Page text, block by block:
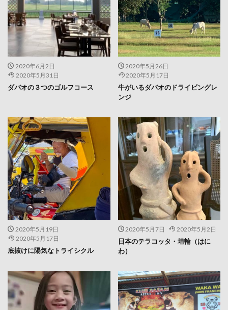
2020年6月2日
2020年5月31日
ダバオの３つのゴルフコース
2020年5月26日
2020年5月17日
牛がいるダバオのドライビングレ
ンジ
2020年5月19日
2020年5月17日
底抜けに陽気なトライシクル
2020年5月7日 2020年5月2日
日本のテラコッタ・埴輪（はに
わ）